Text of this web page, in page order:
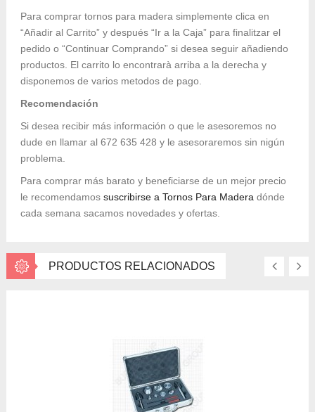
Para comprar tornos para madera simplemente clica en
“Añadir al Carrito” y después “Ir a la Caja” para finalitzar el
pedido o “Continuar Comprando” si desea seguir añadiendo
productos. El carrito lo encontrarà arriba a la derecha y
disponemos de varios metodos de pago.
Recomendación
Si desea recibir más información o que le asesoremos no
dude en llamar al 672 635 428 y le asesoraremos sin nigún
problema.
Para comprar más barato y beneficiarse de un mejor precio
le recomendamos suscribirse a Tornos Para Madera dónde
cada semana sacamos novedades y ofertas.
PRODUCTOS RELACIONADOS